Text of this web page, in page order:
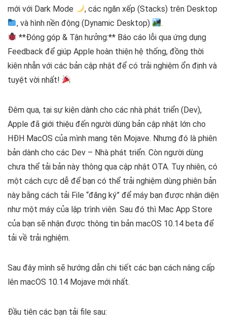
mới với Dark Mode
, các ngăn xếp (Stacks) trên Desktop
, và hình nền động (Dynamic Desktop)
.
**Đóng góp & Tận hưởng:** Báo cáo lỗi qua ứng dụng
Feedback để giúp Apple hoàn thiện hệ thống, đồng thời
kiên nhẫn với các bản cập nhật để có trải nghiệm ổn định và
tuyệt vời nhất!
Đêm qua, tại sự kiện dành cho các nhà phát triển (Dev),
Apple đã giới thiệu đến người dùng bản cập nhật lớn cho
HĐH MacOS của mình mang tên Mojave. Nhưng đó là phiên
bản dành cho các Dev – Nhà phát triển. Còn người dùng
chưa thể tải bản này thông qua cập nhật OTA. Tuy nhiên, có
một cách cực dễ để bạn có thể trải nghiệm dùng phiên bản
này bằng cách tải File “đăng ký” để máy bạn được nhận diện
như một máy của lập trình viên. Sau đó thì Mac App Store
của bạn sẽ nhận được thông tin bản macOS 10.14 beta để
tải về trải nghiệm.
Sau đây mình sẽ hướng dẫn chi tiết các bạn cách nâng cấp
lên macOS 10.14 Mojave mới nhất.
Đầu tiên các bạn tải file sau: